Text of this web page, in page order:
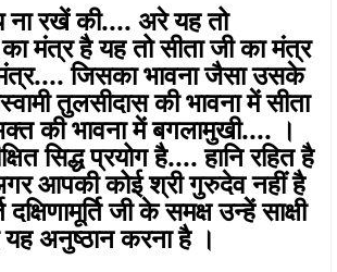
रखें की.... अरे यह तो
मंत्र है यह तो सीता जी का मंत्र
जिसका भावना जैसा उसके
तुलसीदास की भावना में सीता
की भावना में बगलामुखी.... ।
सिद्ध प्रयोग है.... हानि रहित है
आपकी कोई श्री गुरुदेव नहीं है
जी के समक्ष उन्हें साक्षी
अनुष्ठान करना है ।